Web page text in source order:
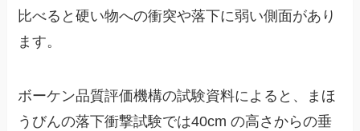
比べると硬い物への衝突や落下に弱い側面があり
ます。
ボーケン品質評価機構の試験資料によると、まほ
うびんの落下衝撃試験では40cm の高さからの垂